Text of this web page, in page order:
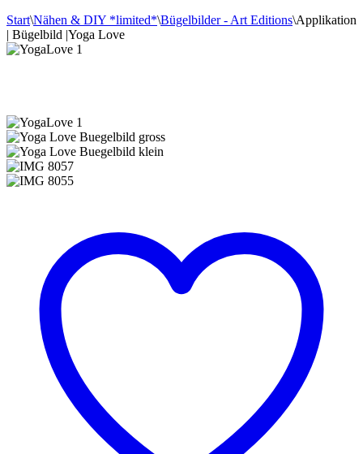
Start\Nähen & DIY *limited*\Bügelbilder - Art Editions\Applikation
| Bügelbild |Yoga Love